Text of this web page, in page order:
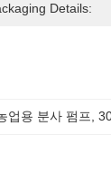
Details:
업용 분사 펌프 ,